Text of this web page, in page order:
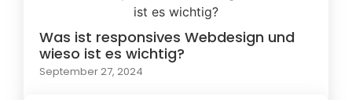
Was ist responsives Webdesign und
wieso ist es wichtig?
September 27, 2024